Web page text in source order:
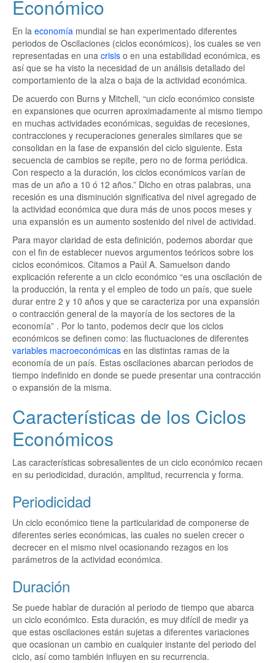
Económico
En la economía mundial se han experimentado diferentes
periodos de Oscilaciones (ciclos económicos), los cuales se ven
representadas en una crisis o en una estabilidad económica, es
así que se ha visto la necesidad de un análisis detallado del
comportamiento de la alza o baja de la actividad económica.
De acuerdo con Burns y Mitchell, “un ciclo económico consiste
en expansiones que ocurren aproximadamente al mismo tiempo
en muchas actividades económicas, seguidas de recesiones,
contracciones y recuperaciones generales similares que se
consolidan en la fase de expansión del ciclo siguiente. Esta
secuencia de cambios se repite, pero no de forma periódica.
Con respecto a la duración, los ciclos económicos varían de
mas de un año a 10 ó 12 años.” Dicho en otras palabras, una
recesión es una disminución significativa del nivel agregado de
la actividad económica que dura más de unos pocos meses y
una expansión es un aumento sostenido del nivel de actividad.
Para mayor claridad de esta definición, podemos abordar que
con el fin de establecer nuevos argumentos teóricos sobre los
ciclos económicos. Citamos a Paúl A. Samuelson dando
explicación referente a un ciclo económico “es una oscilación de
la producción, la renta y el empleo de todo un país, que suele
durar entre 2 y 10 años y que se caracteriza por una expansión
o contracción general de la mayoría de los sectores de la
economía” . Por lo tanto, podemos decir que los ciclos
económicos se definen como: las fluctuaciones de diferentes
variables macroeconómicas en las distintas ramas de la
economía de un país. Estas oscilaciones abarcan periodos de
tiempo indefinido en donde se puede presentar una contracción
o expansión de la misma.
Características de los Ciclos
Económicos
Las características sobresalientes de un ciclo económico recaen
en su periodicidad, duración, amplitud, recurrencia y forma.
Periodicidad
Un ciclo económico tiene la particularidad de componerse de
diferentes series económicas, las cuales no suelen crecer o
decrecer en el mismo nivel ocasionando rezagos en los
parámetros de la actividad económica.
Duración
Se puede hablar de duración al periodo de tiempo que abarca
un ciclo económico. Esta duración, es muy difícil de medir ya
que estas oscilaciones están sujetas a diferentes variaciones
que ocasionan un cambio en cualquier instante del periodo del
ciclo, así como también influyen en su recurrencia.